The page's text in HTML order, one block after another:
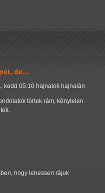
de…
kedd 05:10 hajnalok hajnalán
törtek rám, kénytelen
hogy lehessen rájuk